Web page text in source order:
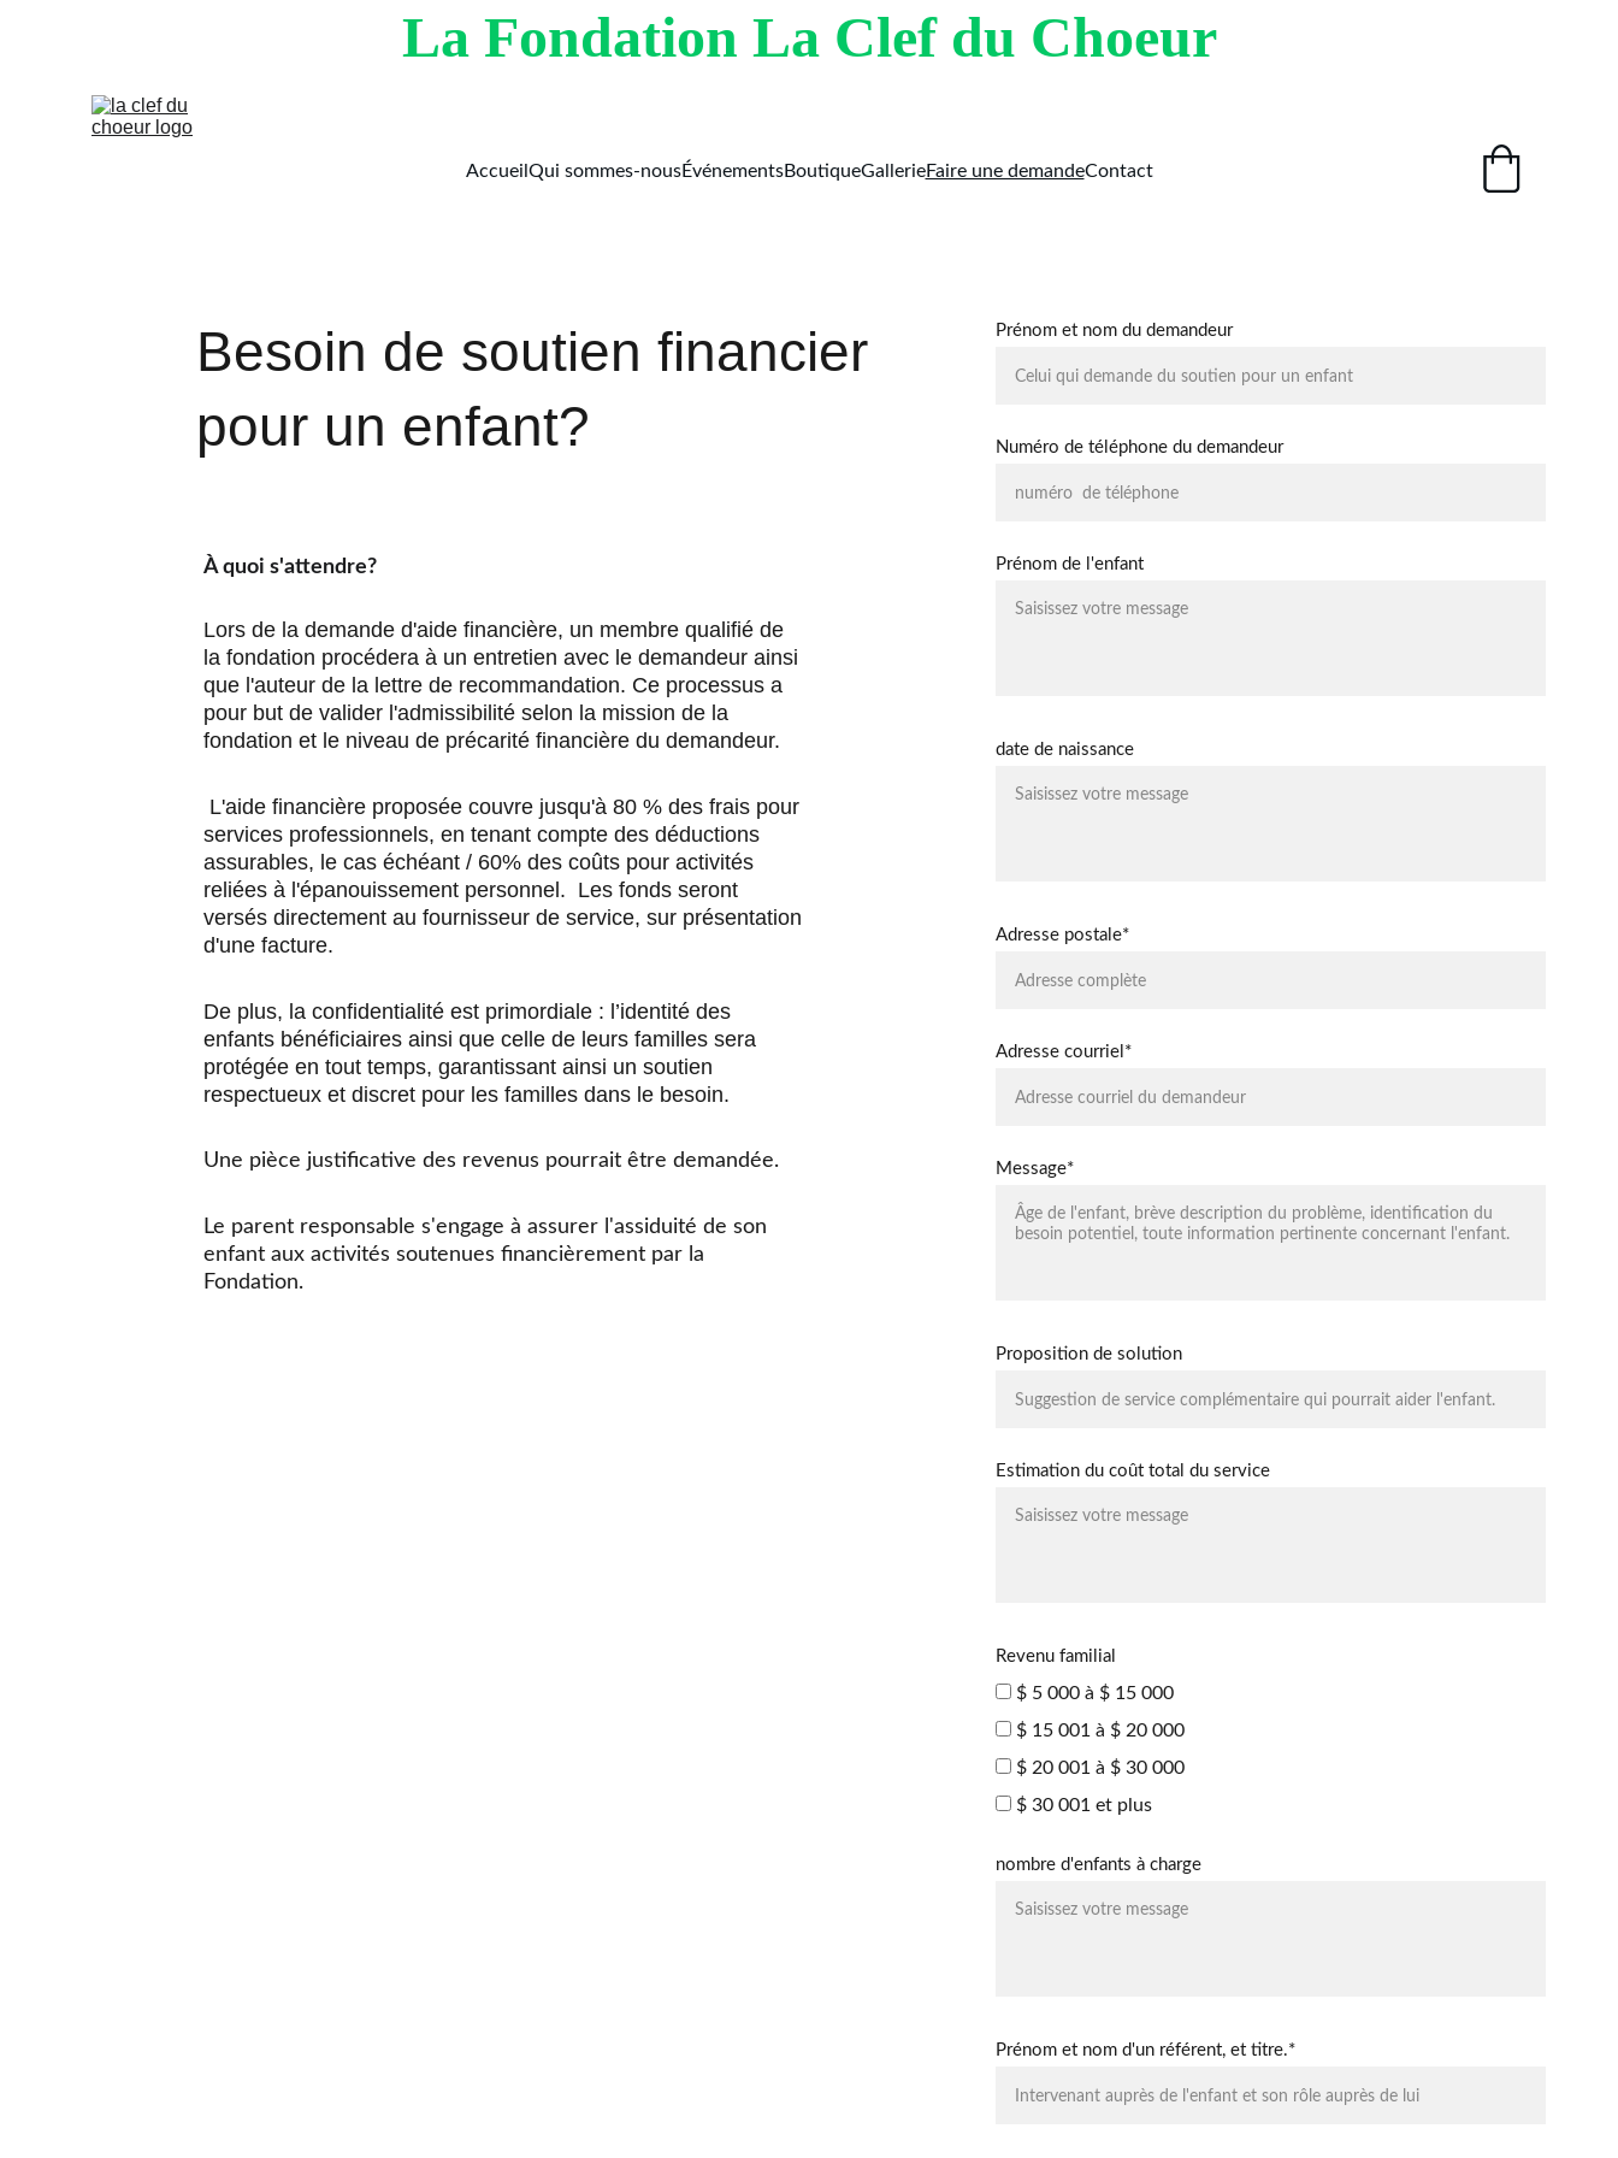
La Fondation La Clef du Choeur
Accueil Qui sommes-nousÉvénementsBoutiqueGallerieFaire une demandeContact
Prénom et nom du demandeur
Numéro de téléphone du demandeur
Prénom de l'enfant
date de naissance
Adresse postale*
Adresse courriel*
Message*
Proposition de solution
Estimation du coût total du service
Revenu familial
$ 5 000 à $ 15 000
$ 15 001 à $ 20 000
$ 20 001 à $ 30 000
$ 30 001 et plus
nombre d'enfants à charge
Prénom et nom d'un référent, et titre.*
À quoi s'attendre?
Lors de la demande d'aide financière, un membre qualifié de
la fondation procédera à un entretien avec le demandeur ainsi
que l'auteur de la lettre de recommandation. Ce processus a
pour but de valider l'admissibilité selon la mission de la
fondation et le niveau de précarité financière du demandeur.
services professionnels, en tenant compte des déductions
assurables, le cas échéant / 60% des coûts pour activités
reliées à l'épanouissement personnel.  Les fonds seront
versés directement au fournisseur de service, sur présentation
d'une facture.
De plus, la confidentialité est primordiale : l’identité des
enfants bénéficiaires ainsi que celle de leurs familles sera
protégée en tout temps, garantissant ainsi un soutien
respectueux et discret pour les familles dans le besoin.
Une pièce justificative des revenus pourrait être demandée.
Le parent responsable s'engage à assurer l'assiduité de son
enfant aux activités soutenues financièrement par la
Fondation.
Besoin de soutien financier
pour un enfant?